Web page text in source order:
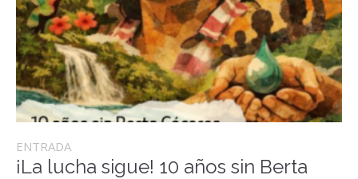
ENTRADA
¡La lucha sigue! 10 años sin Berta